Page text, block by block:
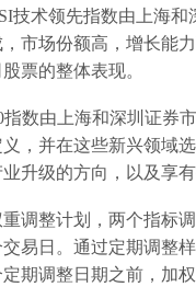
技术领先指数由上海
市场份额高，增长能
票的整体表现。
指数由上海和深圳证券
，并在这些新兴领域
升级的方向，以及享
调整计划，两个指标
易日。通过定期调整
期调整日期之前，加